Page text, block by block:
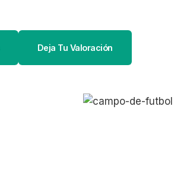
Deja Tu Valoración